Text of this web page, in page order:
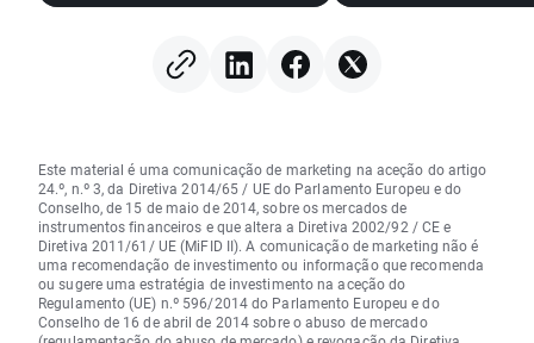
com os resultados!
Este material é uma comunicação de marketing na aceção do artigo
24.º, n.º 3, da Diretiva 2014/65 / UE do Parlamento Europeu e do
Conselho, de 15 de maio de 2014, sobre os mercados de
instrumentos financeiros e que altera a Diretiva 2002/92 / CE e
Diretiva 2011/61/ UE (MiFID II). A comunicação de marketing não é
uma recomendação de investimento ou informação que recomenda
ou sugere uma estratégia de investimento na aceção do
Regulamento (UE) n.º 596/2014 do Parlamento Europeu e do
Conselho de 16 de abril de 2014 sobre o abuso de mercado